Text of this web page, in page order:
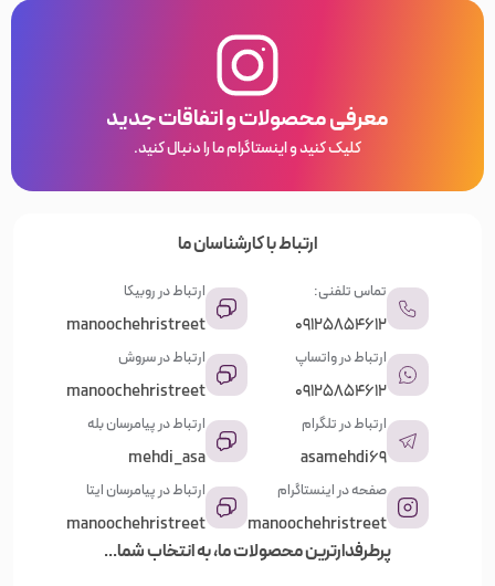
معرفی محصولات و اتفاقات جدید
کلیک کنید و اینستاگرام ما را دنبال کنید.
ارتباط با کارشناسان ما
تماس تلفنی:
09125854612
ارتباط در واتساپ
09125854612
ارتباط در تلگرام
asamehdi69
صفحه در اینستاگرام
manoochehristreet
ارتباط در روبیکا
manoochehristreet
ارتباط در سروش
manoochehristreet
ارتباط در پیامرسان بله
mehdi_asa
ارتباط در پیامرسان ایتا
manoochehristreet
پرطرفدارترین محصولات ما، به انتخاب شما...